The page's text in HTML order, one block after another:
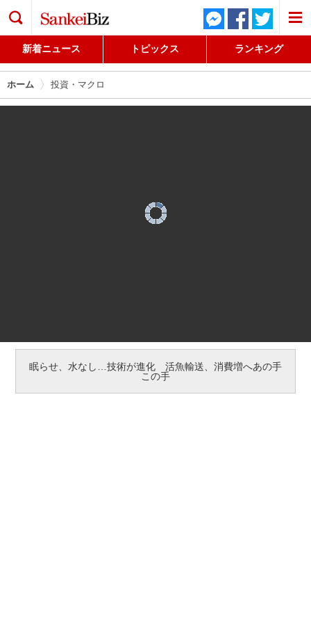
新着ニュース トピックス ランキング
ホーム 投資・マクロ
眠らせ、水なし…技術が進化 活魚輸送、消費増へあの手
この手